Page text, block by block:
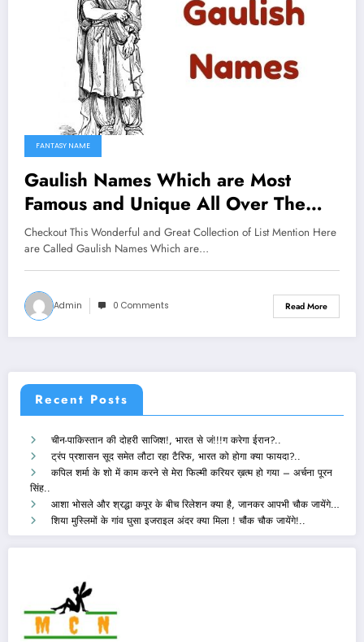
FANTASY NAME
Gaulish Names Which are Most
Famous and Unique All Over The
Worlds
Checkout This Wonderful and Great Collection of List Mention Here
are Called Gaulish Names Which are…
Admin 0 Comments Read More
Recent Posts
चीन-पाकिस्तान की दोहरी साजिश!, भारत से जं!!!ग करेगा ईरान?..
ट्रंप प्रशासन सूद समेत लौटा रहा टैरिफ, भारत को होगा क्या फायदा?..
कपिल शर्मा के शो में काम करने से मेरा फिल्मी करियर ख़त्म हो गया – अर्चना पूरन
सिंह..
आशा भोसले और श्रद्धा कपूर के बीच रिलेशन क्या है, जानकर आपभी चौक जायेंगे…
शिया मुस्लिमों के गांव घुसा इजराइल अंदर क्या मिला ! चौंक चौक जायेंगे!..